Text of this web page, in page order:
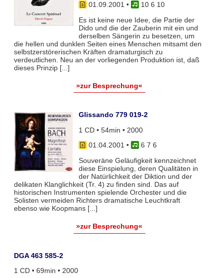
01.09.2001 •
10 6 10
Es ist keine neue Idee, die Partie der
Dido und die der Zauberin mit ein und
derselben Sängerin zu besetzen, um
die hellen und dunklen Seiten eines Menschen mitsamt den
selbstzerstörerischen Kräften dramaturgisch zu
verdeutlichen. Neu an der vorliegenden Produktion ist, daß
dieses Prinzip [...]
»zur Besprechung«
Glissando 779 019-2
1 CD • 54min • 2000
01.04.2001 •
6 7 6
Souveräne Geläufigkeit kennzeichnet
diese Einspielung, deren Qualitäten in
der Natürlichkeit der Diktion und der
delikaten Klanglichkeit (Tr. 4) zu finden sind. Das auf
historischen Instrumenten spielende Orchester und die
Solisten vermeiden Richters dramatische Leuchtkraft
ebenso wie Koopmans [...]
»zur Besprechung«
DGA 463 585-2
1 CD • 69min • 2000